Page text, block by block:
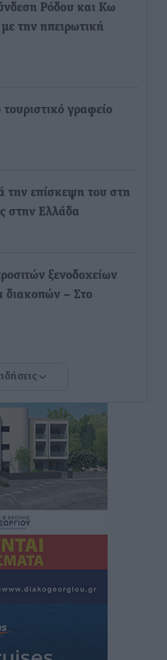
Ρόδου και Κω
την ηπειρωτική
γραφείο
την επίσκεψη του στη
στην Ελλάδα
ξενοδοχείων
διακοπών – Στο
H Hotels –
μονόδρομο στο
με μητέρα και
σαν ταινία
της Χαρούλας
που οδήγησαν στο